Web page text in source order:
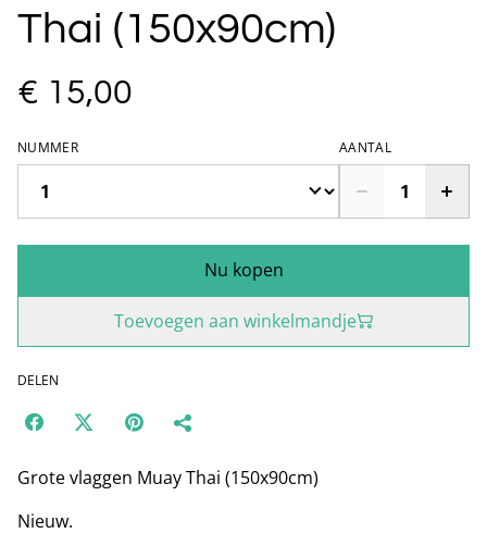
Thai (150x90cm)
€ 15,00
NUMMER AANTAL
Nu kopen
Toevoegen aan winkelmandje
DELEN
Grote vlaggen Muay Thai (150x90cm)
Nieuw.